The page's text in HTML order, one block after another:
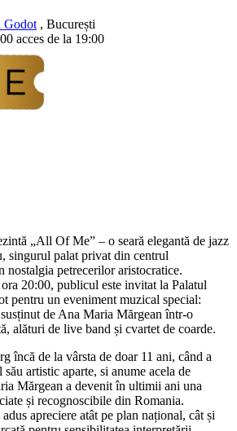
Godot , București
acces de la 19:00
„All Of Me” – o seară elegantă de jazz
singurul palat privat din centrul
petrecerilor aristocratice.
20:00, publicul este invitat la Palatul
pentru un eveniment muzical special:
de Ana Maria Mărgean într-o
alături de live band și cvartet de coarde.
încă de la vârsta de doar 11 ani, când a
artistic aparte, si anume acela de
Mărgean a devenit în ultimii ani una
și recognoscibile din Romania.
apreciere atât pe plan național, cât și